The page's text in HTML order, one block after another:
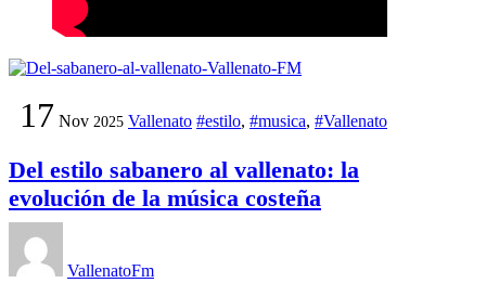
17 Nov 2025 Vallenato #estilo, #musica, #Vallenato
Del estilo sabanero al vallenato: la
evolución de la música costeña
VallenatoFm